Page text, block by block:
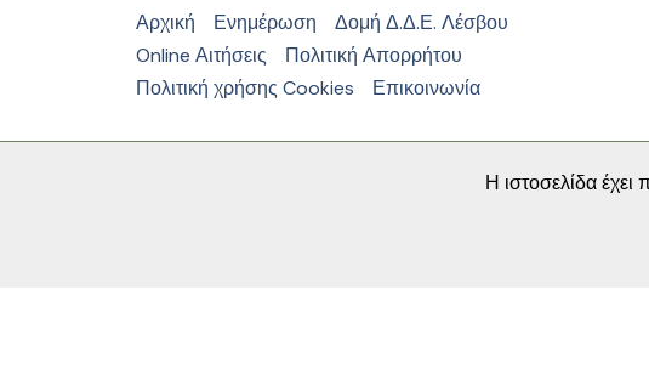
Αρχική Ενημέρωση
Δομή Δ.Δ.Ε. Λέσβου
Online Αιτήσεις
Πολιτική Απορρήτου
Πολιτική χρήσης Cookies
Επικοινωνία
Η ιστοσελίδα